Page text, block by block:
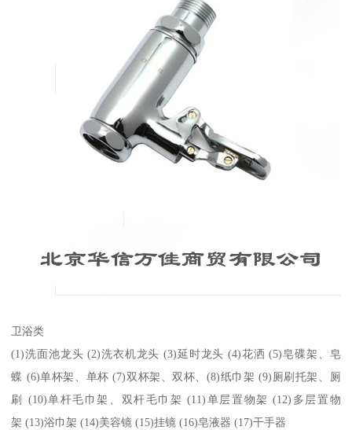
卫浴类
(1)洗面池龙头 (2)洗衣机龙头 (3)延时龙头 (4)花洒 (5)皂碟架、皂
蝶 (6)单杯架、单杯 (7)双杯架、双杯、(8)纸巾架 (9)厕刷托架、厕
刷 (10)单杆毛巾架、双杆毛巾架 (11)单层置物架 (12)多层置物
架 (13)浴巾架 (14)美容镜 (15)挂镜 (16)皂液器 (17)干手器